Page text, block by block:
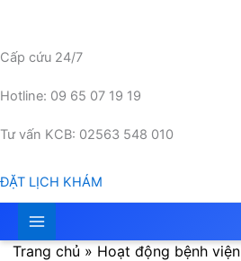
nội
Cấp cứu 24/7
Hotline: 09 65 07 19 19
Tư vấn KCB: 02563 548 010
ĐẶT LỊCH KHÁM
Trang chủ » Hoạt động bệnh viện